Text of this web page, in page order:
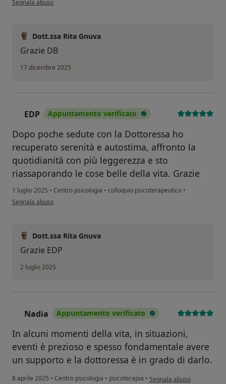
Segnala abuso
Dott.ssa Rita Gnuva
Grazie DB
17 dicembre 2025
EDP Appuntamento verificato
Dopo poche sedute con la Dottoressa ho
recuperato serenità e autostima, affronto la
quotidianità con più leggerezza e sto
riassaporando le cose belle della vita. Grazie
1 luglio 2025 • Centro psicologia • colloquio psicoterapeutico •
secondo l'opinione dell'utente EDP
Segnala abuso
Dott.ssa Rita Gnuva
Grazie EDP
2 luglio 2025
Nadia Appuntamento verificato
In alcuni momenti della vita, in situazioni,
eventi è prezioso e spesso fondamentale avere
un supporto e la dottoressa è in grado di darlo.
8 aprile 2025 • Centro psicologia • psicoterapia • secondo l'opinione
Segnala abuso